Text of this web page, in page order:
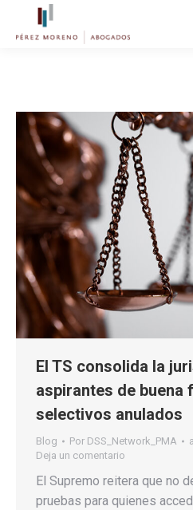
El TS consolida la
aspirantes de buena
selectivos anulados
Blog Por DSS_Network_PMA
Deja un comentario
El Supremo reitera que no
pruebas para quienes